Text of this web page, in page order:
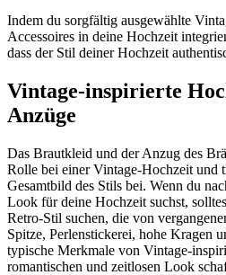
Indem du sorgfältig ausgewählte
Accessoires in deine Hochzeit
dass der Stil deiner Hochzeit
Vintage-inspirierte
Anzüge
Das Brautkleid und der Anzug des
Rolle bei einer Vintage-Hochzeit und
Gesamtbild des Stils bei. Wenn du
Look für deine Hochzeit suchst,
Retro-Stil suchen, die von
Spitze, Perlenstickerei, hohe Kragen
typische Merkmale von Vintage-
romantischen und zeitlosen Look